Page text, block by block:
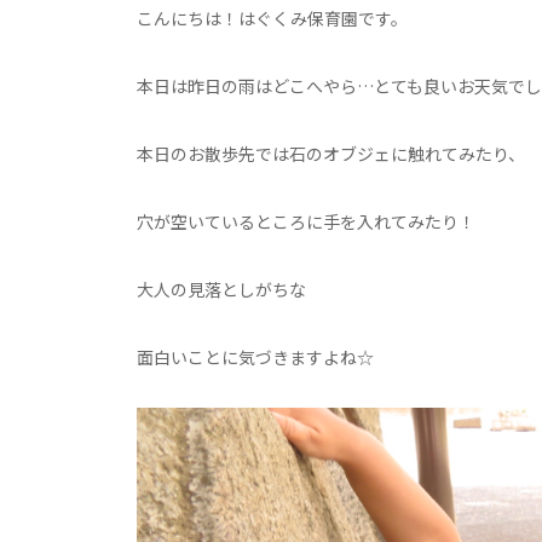
こんにちは！はぐくみ保育園です。
本日は昨日の雨はどこへやら…とても良いお天気で
本日のお散歩先では石のオブジェに触れてみたり、
穴が空いているところに手を入れてみたり！
大人の見落としがちな
面白いことに気づきますよね☆